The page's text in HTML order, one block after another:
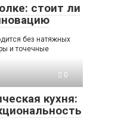
стоит ли
без натяжных
и точечные
0
кухня: